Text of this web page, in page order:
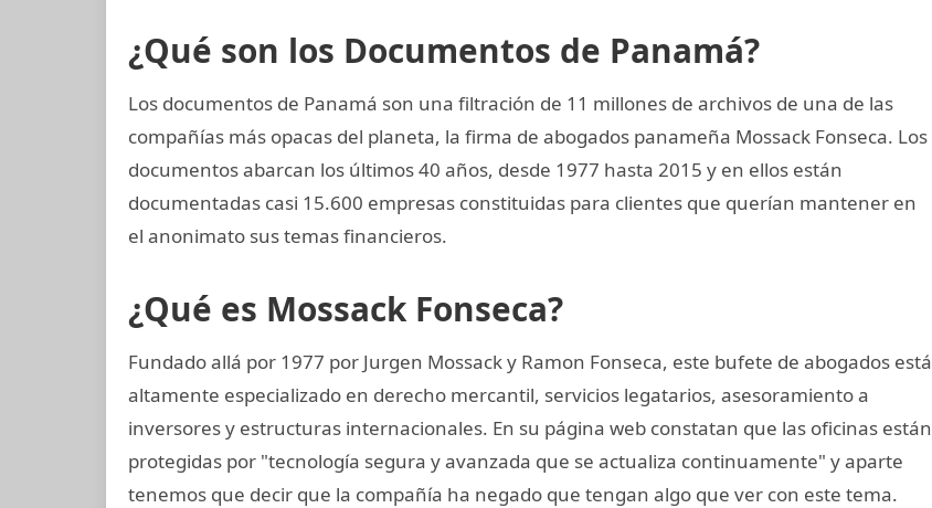
¿Qué son los Documentos de Panamá?
Los documentos de Panamá son una filtración de 11 millones de archivos de una de las
compañías más opacas del planeta, la firma de abogados panameña Mossack Fonseca. Los
documentos abarcan los últimos 40 años, desde 1977 hasta 2015 y en ellos están
documentadas casi 15.600 empresas constituidas para clientes que querían mantener en
el anonimato sus temas financieros.
¿Qué es Mossack Fonseca?
Fundado allá por 1977 por Jurgen Mossack y Ramon Fonseca, este bufete de abogados está
altamente especializado en derecho mercantil, servicios legatarios, asesoramiento a
inversores y estructuras internacionales. En su página web constatan que las oficinas están
protegidas por "tecnología segura y avanzada que se actualiza continuamente" y aparte
tenemos que decir que la compañía ha negado que tengan algo que ver con este tema.